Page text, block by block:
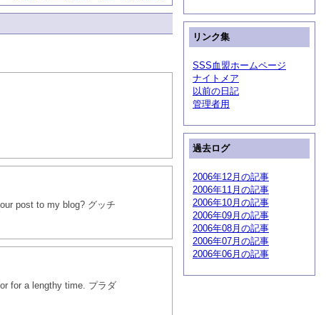
post to my blog? グッチ
for a lengthy time. プラダ
リンク集
SSS血盟ホームページ
ナイトメア
以前の日記
管理者用
過去ログ
2006年12月の記事
2006年11月の記事
2006年10月の記事
2006年09月の記事
2006年08月の記事
2006年07月の記事
2006年06月の記事